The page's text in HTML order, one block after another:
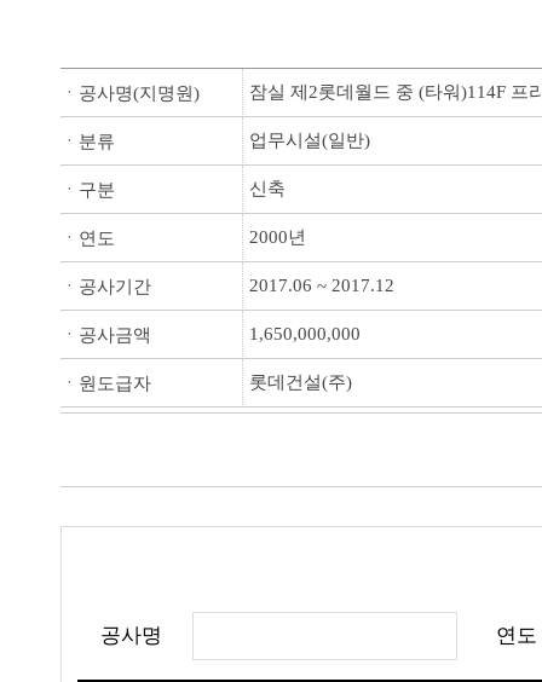
ㆍ공사명(지명원) 잠실 제2롯데월드 중 (타워)114F 프
ㆍ분류 업무시설(일반)
ㆍ구분 신축
ㆍ연도 2000년
ㆍ공사기간 2017.06 ~ 2017.12
ㆍ공사금액 1,650,000,000
ㆍ원도급자 롯데건설(주)
공사명 연도